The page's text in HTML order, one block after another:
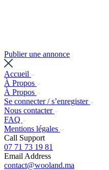
Publier une annonce
Accueil
À Propos
À Propos
Se connecter / s’enregister
Nous contacter
FAQ
Mentions légales
Call Support
07 71 73 19 81
Email Address
contact@wooland.ma